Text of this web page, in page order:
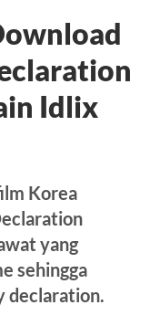
Idlix
Korea
yang
sehingga
declaration.